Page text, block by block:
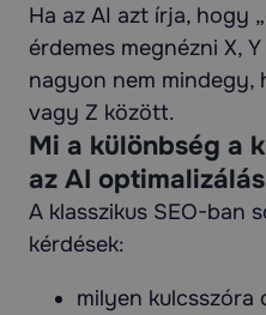
Ha az AI azt írja, hogy
érdemes megnézni X,
nagyon nem mindegy,
vagy Z között.
Mi a különbség a
az AI
A klasszikus SEO-ban
kérdések:
milyen kulcsszóra